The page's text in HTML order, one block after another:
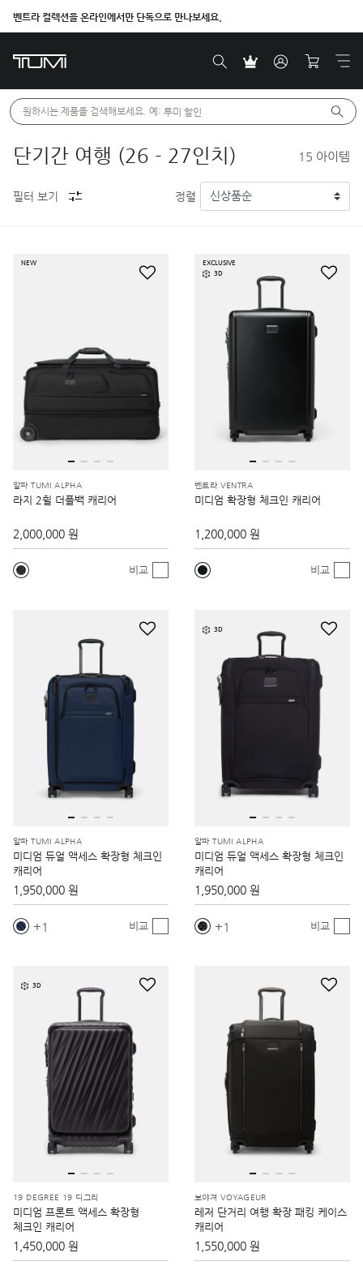
벤트라 컬렉션을 온라인에서만 단독으로 만나보세요.
원하시는 제품을 검색해보세요. 예: 투미 할인
단기간 여행 (26 - 27인치) 15 아이템
필터 보기 정렬
NEW
알파 TUMI ALPHA
라지 2휠 더플백 캐리어
2,000,000 원
비교
EXCLUSIVE
3D
벤트라 VENTRA
미디엄 확장형 체크인 캐리어
1,200,000 원
비교
알파 TUMI ALPHA
미디엄 듀얼 액세스 확장형 체크인
캐리어
1,950,000 원
1 비교
3D
알파 TUMI ALPHA
미디엄 듀얼 액세스 확장형 체크인
캐리어
1,950,000 원
1 비교
3D
19 DEGREE 19 디그리
미디엄 프론트 액세스 확장형
체크인 캐리어
1,450,000 원
보야져 VOYAGEUR
레저 단거리 여행 확장 패킹 케이스
캐리어
1,550,000 원